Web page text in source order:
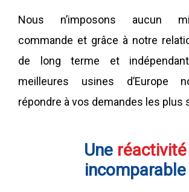
Nous n’imposons aucun
commande et grâce à notre
de long terme et
meilleures usines d’Europe
répondre à vos demandes les plus
Une réactivité
incomparable